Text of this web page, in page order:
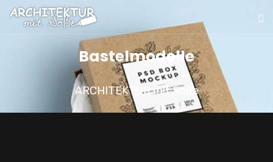
Bastelmodelle
ARCHITEKTUR mit Soße